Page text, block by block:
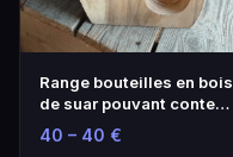
Range bouteilles en bois
de suar pouvant contenir
6 bouteilles 28x23x50
cm
40 – 40 €